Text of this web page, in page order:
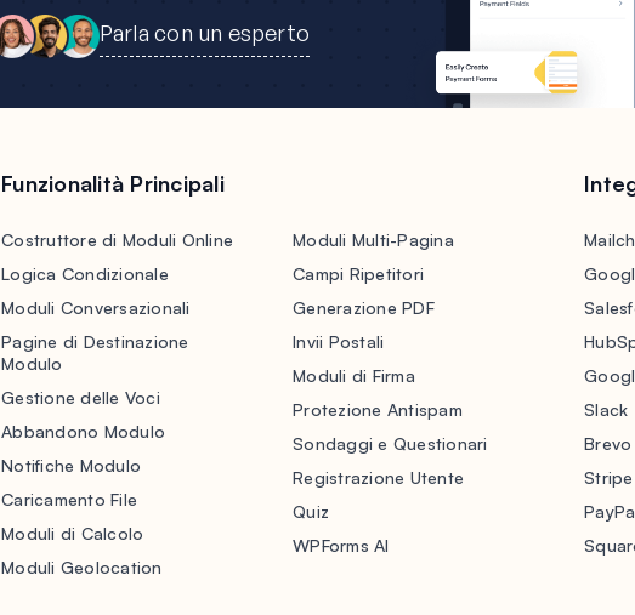
Parla con un esperto
Funzionalità Principali
Costruttore di Moduli Online
Logica Condizionale
Moduli Conversazionali
Pagine di Destinazione
Modulo
Gestione delle Voci
Abbandono Modulo
Notifiche Modulo
Caricamento File
Moduli di Calcolo
Moduli Geolocation
Moduli Multi-Pagina
Campi Ripetitori
Generazione PDF
Invii Postali
Moduli di Firma
Protezione Antispam
Sondaggi e Questionari
Registrazione Utente
Quiz
WPForms AI
Slack
Brevo
Stripe